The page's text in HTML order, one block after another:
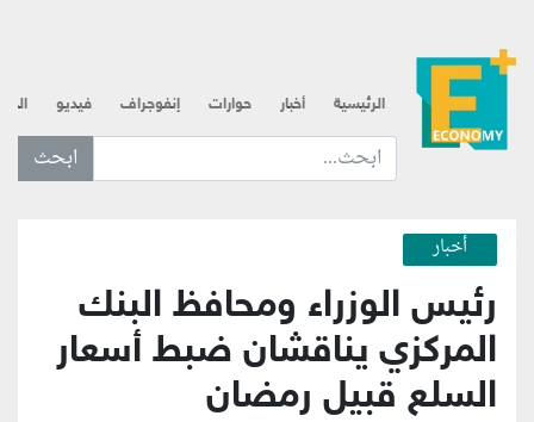
الرئيسية أخبار حوارات إنفوجراف فيديو
ابحث عن... :
أخبار
رئيس الوزراء ومحافظ البنك
المركزي يناقشان ضبط أسعار
السلع قبيل رمضان